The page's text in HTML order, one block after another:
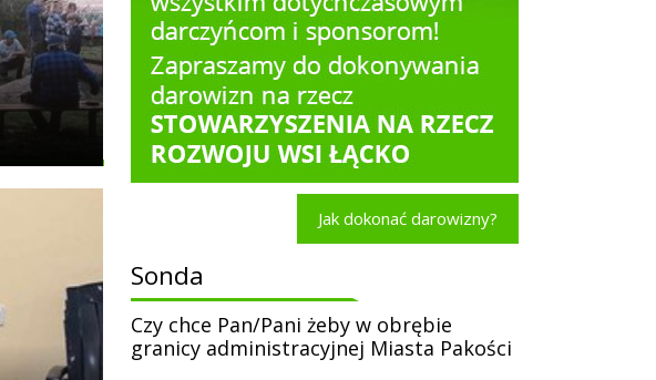
Jak dokonać darowizny?
Sonda
Czy chce Pan/Pani żeby w obrębie
granicy administracyjnej Miasta Pakości